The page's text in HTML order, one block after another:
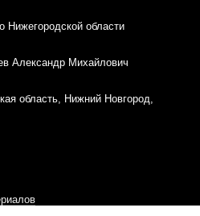
Нижегородской области
Александр Михайлович
область, Нижний Новгород,